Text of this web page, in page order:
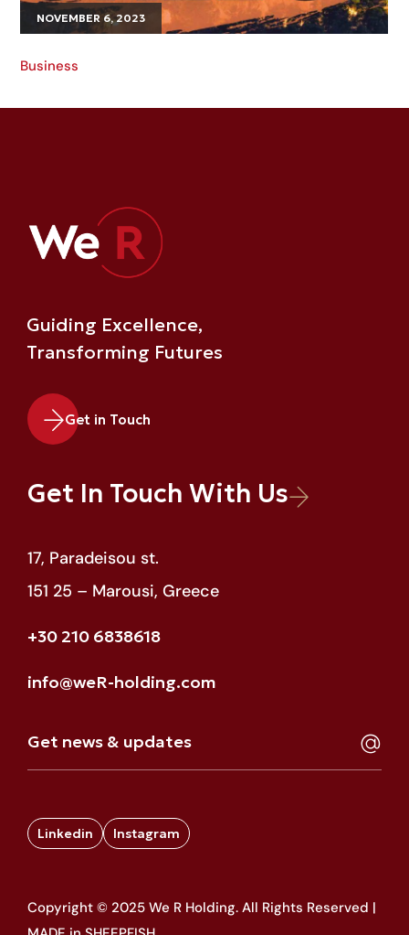
NOVEMBER 6, 2023
Business
Guiding Excellence,
Transforming Futures
Get in Touch
Get In Touch With Us
17, Paradeisou st.
151 25 – Marousi, Greece
+30 210 6838618
info@weR-holding.com
Linkedin Instagram
Copyright © 2025 We R Holding. All Rights Reserved |